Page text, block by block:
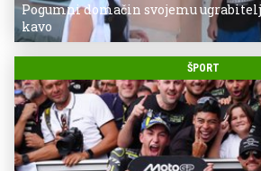
Pogumni domačin svojemu
kavo
ŠPORT